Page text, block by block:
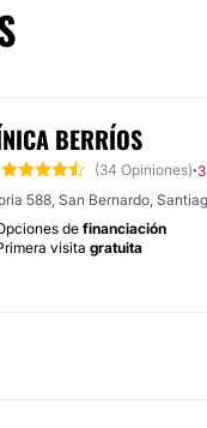
BERRÍOS
(34 Opiniones)·
588, San Bernardo,
de financiación
visita gratuita